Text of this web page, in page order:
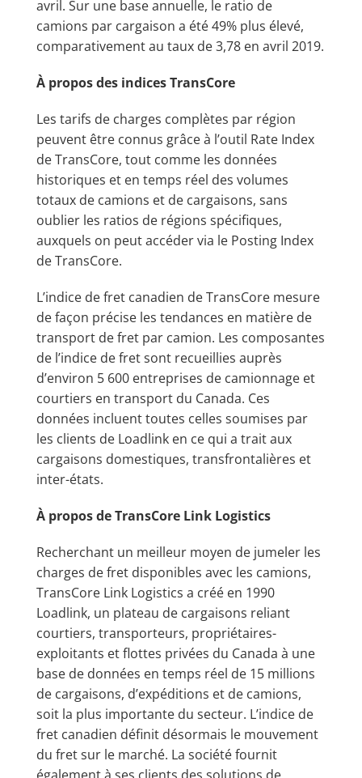
avril. Sur une base annuelle, le ratio de
camions par cargaison a été 49% plus élevé,
comparativement au taux de 3,78 en avril 2019.
À propos des indices TransCore
Les tarifs de charges complètes par région
peuvent être connus grâce à l’outil Rate Index
de TransCore, tout comme les données
historiques et en temps réel des volumes
totaux de camions et de cargaisons, sans
oublier les ratios de régions spécifiques,
auxquels on peut accéder via le Posting Index
de TransCore.
L’indice de fret canadien de TransCore mesure
de façon précise les tendances en matière de
transport de fret par camion. Les composantes
de l’indice de fret sont recueillies auprès
d’environ 5 600 entreprises de camionnage et
courtiers en transport du Canada. Ces
données incluent toutes celles soumises par
les clients de Loadlink en ce qui a trait aux
cargaisons domestiques, transfrontalières et
inter-états.
À propos de TransCore Link Logistics
Recherchant un meilleur moyen de jumeler les
charges de fret disponibles avec les camions,
TransCore Link Logistics a créé en 1990
Loadlink, un plateau de cargaisons reliant
courtiers, transporteurs, propriétaires-
exploitants et flottes privées du Canada à une
base de données en temps réel de 15 millions
de cargaisons, d’expéditions et de camions,
soit la plus importante du secteur. L’indice de
fret canadien définit désormais le mouvement
du fret sur le marché. La société fournit